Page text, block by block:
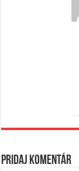
Pridaj komentár